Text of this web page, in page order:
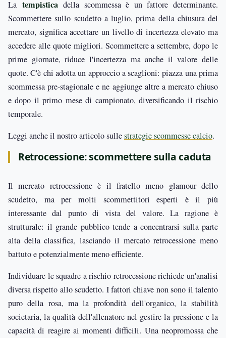
La tempisticadella scommessa è un fattore determinante.
Scommettere sullo scudetto a luglio, prima della chiusura del
mercato, significa accettare un livello di incertezza elevato ma
accedere alle quote migliori. Scommettere a settembre, dopo le
prime giornate, riduce l'incertezza ma anche il valore delle
quote. C'è chi adotta un approccio a scaglioni: piazza una prima
scommessa pre-stagionale e ne aggiunge altre a mercato chiuso
e dopo il primo mese di campionato, diversificando il rischio
temporale.
Leggi anche il nostro articolo sullestrategie scommesse calcio.
Retrocessione: scommettere sulla caduta
Il mercato retrocessione è il fratello meno glamour dello
scudetto, ma per molti scommettitori esperti è il più
interessante dal punto di vista del valore. La ragione è
strutturale: il grande pubblico tende a concentrarsi sulla parte
alta della classifica, lasciando il mercato retrocessione meno
battuto e potenzialmente meno efficiente.
Individuare le squadre a rischio retrocessione richiede un'analisi
diversa rispetto allo scudetto. I fattori chiave non sono il talento
puro della rosa, ma la profondità dell'organico, la stabilità
societaria, la qualità dell'allenatore nel gestire la pressione e la
capacità di reagire ai momenti difficili. Una neopromossa che